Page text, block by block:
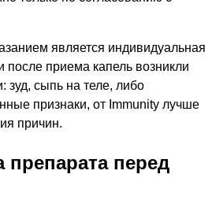
является индивидуальная
после приема капель возникли
зуд, сыпь на теле, либо
признаки, от Immunity лучше
причин.
перед